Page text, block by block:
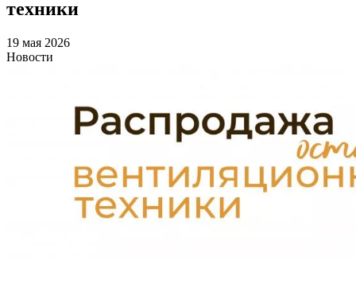
техники
19 мая 2026
Новости